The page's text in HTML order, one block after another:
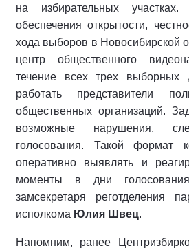
на избирательных
обеспечения открытости,
хода выборов в Новосибирской
центр общественного
течение всех трех выборных
работать представители
общественных организаций.
возможные нарушения,
голосования. Такой формат
оперативно выявлять и
моменты в дни
замсекретаря реготделения
исполкома Юлия Швец.
Напомним, ранее